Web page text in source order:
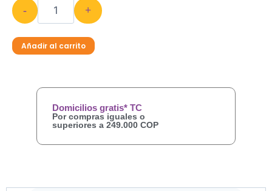
- +
Añadir al carrito
Domicilios gratis* TC
Por compras iguales o
superiores a 249.000 COP